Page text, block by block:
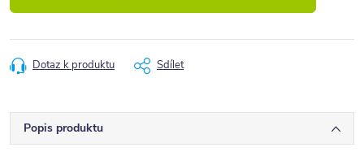
Dotaz k produktu Sdílet
Popis produktu